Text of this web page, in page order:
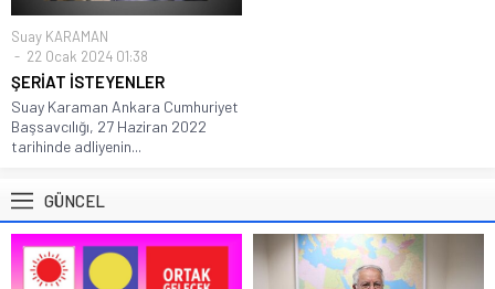
Suay KARAMAN
22 Ocak 2024 01:38
ŞERİAT İSTEYENLER
Suay Karaman Ankara Cumhuriyet
Başsavcılığı, 27 Haziran 2022
tarihinde adliyenin...
GÜNCEL